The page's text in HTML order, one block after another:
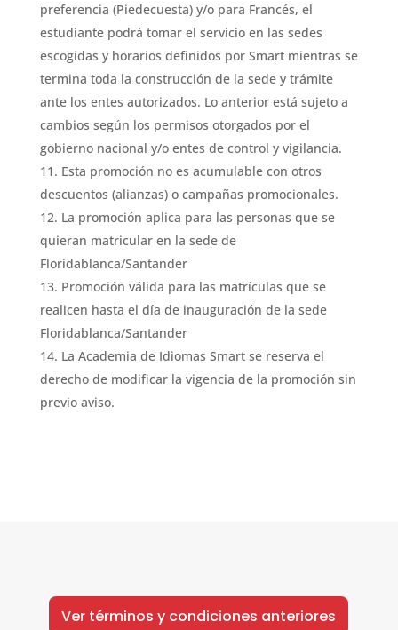
preferencia (Piedecuesta) y/o para Francés, el
estudiante podrá tomar el servicio en las sedes
escogidas y horarios definidos por Smart mientras se
termina toda la construcción de la sede y trámite
ante los entes autorizados. Lo anterior está sujeto a
cambios según los permisos otorgados por el
gobierno nacional y/o entes de control y vigilancia.
Esta promoción no es acumulable con otros
descuentos (alianzas) o campañas promocionales.
La promoción aplica para las personas que se
quieran matricular en la sede de
Floridablanca/Santander
Promoción válida para las matrículas que se
realicen hasta el día de inauguración de la sede
Floridablanca/Santander
La Academia de Idiomas Smart se reserva el
derecho de modificar la vigencia de la promoción sin
previo aviso.
Ver términos y condiciones anteriores